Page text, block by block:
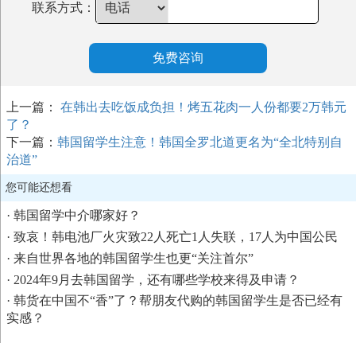
联系方式：
免费咨询
上一篇：
在韩出去吃饭成负担！烤五花肉一人份都要2万韩元
了？
下一篇： 韩国留学生注意！韩国全罗北道更名为“全北特别自
治道”
您可能还想看
· 韩国留学中介哪家好？
· 致哀！韩电池厂火灾致22人死亡1人失联，17人为中国公民
· 来自世界各地的韩国留学生也更“关注首尔”
· 2024年9月去韩国留学，还有哪些学校来得及申请？
· 韩货在中国不“香”了？帮朋友代购的韩国留学生是否已经有
实感？